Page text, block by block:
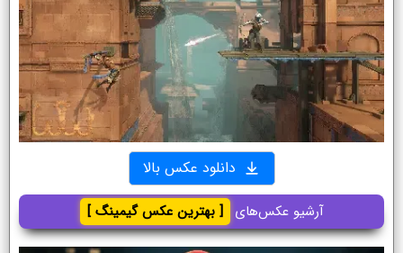
دانلود عکس بالا
آرشیو عکس‌های [ بهترین عکس گیمینگ ]